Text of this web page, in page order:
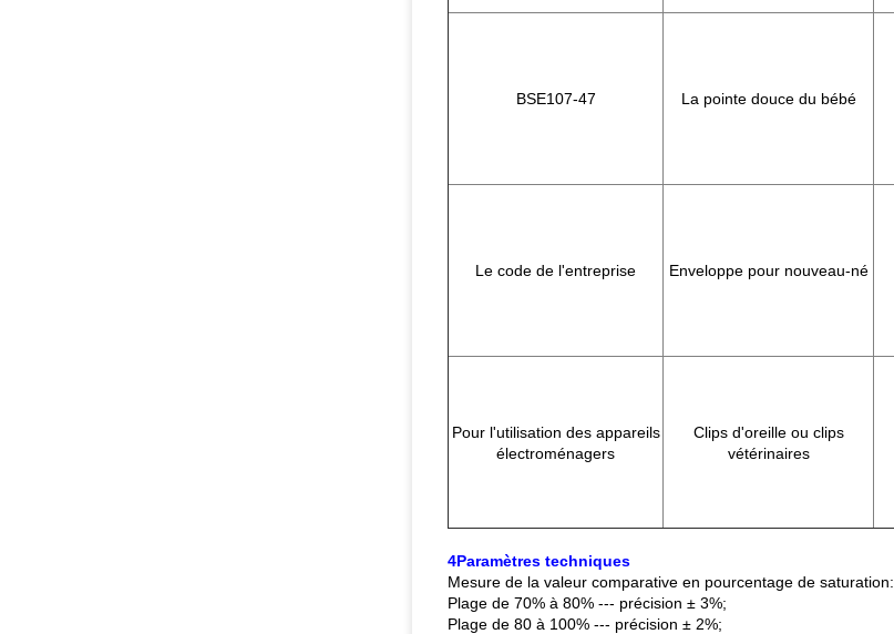
BSE107-47 La pointe douce du bébé
Le code de l'entreprise Enveloppe pour nouveau-né
Pour l'utilisation des appareils
électroménagers
Clips d'oreille ou clips
vétérinaires
4Paramètres techniques
Mesure de la valeur comparative en pourcentage de saturation:
Plage de 70% à 80% --- précision ± 3%;
Plage de 80 à 100% --- précision ± 2%;